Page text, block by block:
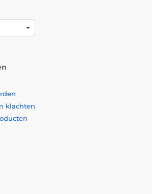
alleen een informatief karakter.
Samsung Galaxy J3 2018 is de
van het gehard glas op het scherm
echt kinderspel.
sommige andere gehard glas
het gehele oppervlak van de
wat
geen risico dat de randen van
loslaten of omhoog komen.
klachten